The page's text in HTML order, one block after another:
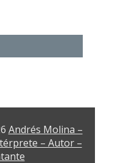
Andrés Molina –
– Autor –